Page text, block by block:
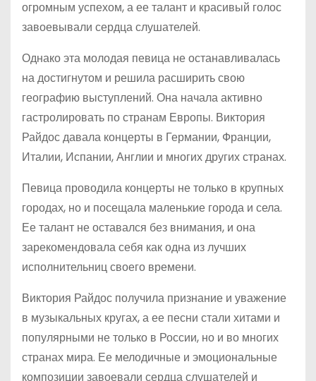
огромным успехом, а ее талант и красивый голос
завоевывали сердца слушателей.
Однако эта молодая певица не останавливалась
на достигнутом и решила расширить свою
географию выступлений. Она начала активно
гастролировать по странам Европы. Виктория
Райдос давала концерты в Германии, Франции,
Италии, Испании, Англии и многих других странах.
Певица проводила концерты не только в крупных
городах, но и посещала маленькие города и села.
Ее талант не оставался без внимания, и она
зарекомендовала себя как одна из лучших
исполнительниц своего времени.
Виктория Райдос получила признание и уважение
в музыкальных кругах, а ее песни стали хитами и
популярными не только в России, но и во многих
странах мира. Ее мелодичные и эмоциональные
композиции завоевали сердца слушателей и